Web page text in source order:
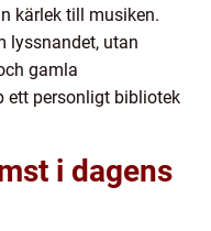
kärlek till musiken.
lyssnandet, utan
gamla
ett personligt bibliotek
i dagens